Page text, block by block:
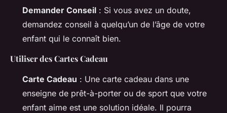
Demander Conseil : Si vous avez un doute,
demandez conseil à quelqu’un de l’âge de votre
enfant qui le connaît bien.
Utiliser des Cartes Cadeau
Carte Cadeau : Une carte cadeau dans une
enseigne de prêt-à-porter ou de sport que votre
enfant aime est une solution idéale. Il pourra